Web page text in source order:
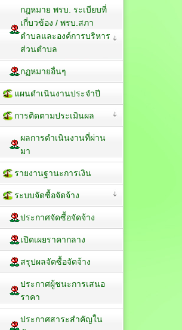
กฎหมาย พรบ. ระเบียบที่
เกี่บวข้อง / พรบ.สภา
ตำบลและองค์การบริหาร
ส่วนตำบล
กฏหมายอื่นๆ
แผนดำเนินงานประจำปี
การติดตามประเมินผล
ผลการดำเนินงานที่ผ่าน
มา
รายงานฐานะการเงิน
ระบบจัดซื้อจัดจ้าง
ประกาศจัดซื้อจัดจ้าง
เปิดเผยราคากลาง
สรุปผลจัดซื้อจัดจ้าง
ประกาศผู้ชนะการเสนอ
ราคา
ประกาศสาระสำคัญใน